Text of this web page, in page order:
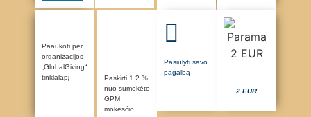
Paaukoti per
organizacijos
„GlobalGiving“
tinklalapį
Paskirti 1.2 %
nuo sumokėto
GPM
mokesčio
Pasiūlyti savo
pagalbą
2 EUR